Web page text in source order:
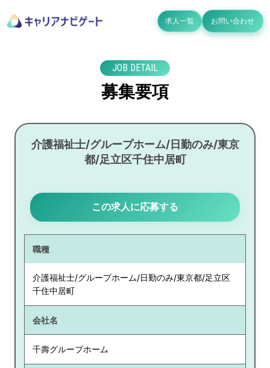
求人一覧 お問い合わせ
JOB DETAIL
募集要項
介護福祉士/グループホーム/日勤のみ/東京
都/足立区千住中居町
この求人に応募する
職種
介護福祉士/グループホーム/日勤のみ/東京都/足立区
千住中居町
会社名
千壽グループホーム